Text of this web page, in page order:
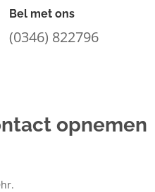
Bel met ons
(0346) 822796
opnemen